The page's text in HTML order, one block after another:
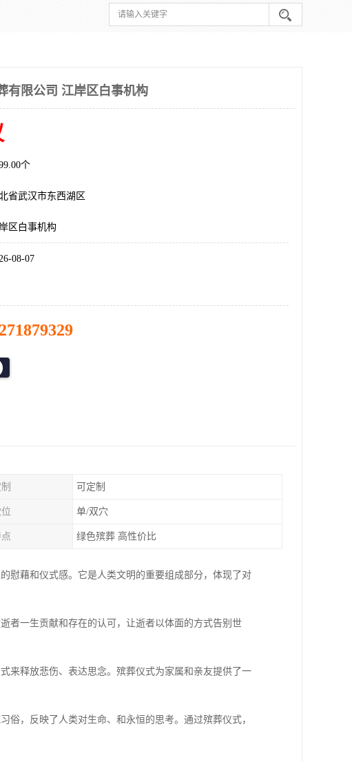
有限公司 江岸区白事机构
个
省武汉市东西湖区
区白事机构
08-07
可定制
单/双穴
绿色殡葬 高性价比
慰藉和仪式感。它是人类文明的重要组成部分，体现了对
者一生贡献和存在的认可，让逝者以体面的方式告别世
来释放悲伤、表达思念。殡葬仪式为家属和亲友提供了一
俗，反映了人类对生命、和永恒的思考。通过殡葬仪式，